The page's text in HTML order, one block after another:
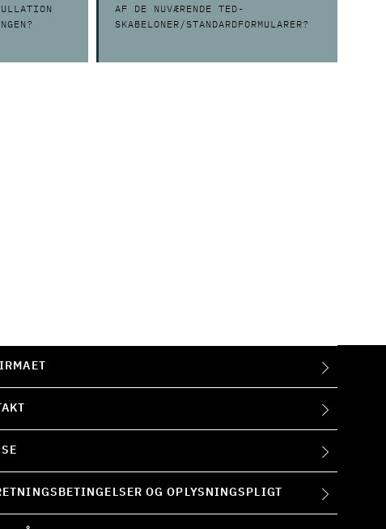
AF DE NUVÆRENDE TED-
SKABELONER/STANDARDFORMULARER?
OG OPLYSNINGSPLIGT